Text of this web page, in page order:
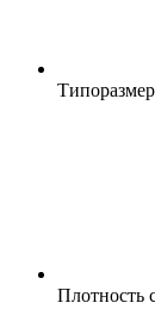
Плотность